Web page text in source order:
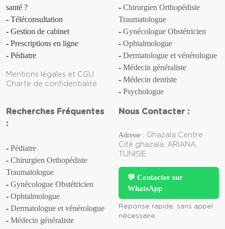
Anosmie
Anthrax
Apathie
Aphasie
Aplasie médullaire
Apnée (du sommeil)
Appendicite
Apraxie
santé ?
Téléconsultation
Gestion de cabinet
Prescriptions en ligne
Pédiatre
Mentions légales et CGU
Charte de confidentialité
Chirurgien Orthopédiste
Traumatologue
Gynécologue Obstétricien
Ophtalmologue
Dermatologue et vénérologue
Médecin généraliste
Médecin dentiste
Psychologue
Recherches Fréquentes
:
Pédiatre
Chirurgien Orthopédiste
Traumatologue
Gynécologue Obstétricien
Ophtalmologue
Dermatologue et vénérologue
Médecin généraliste
Nous Contacter :
Adresse : Ghazala Centre
Cité ghazala, ARIANA,
TUNISIE
💬 Contacter sur
WhatsApp
Réponse rapide, sans appel
nécessaire.